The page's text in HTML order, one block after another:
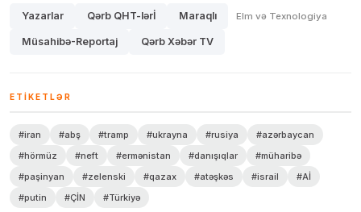
Yazarlar Qərb QHT-lərİ Maraqlı Elm və Texnologiya
Müsahibə-Reportaj Qərb Xəbər TV
ETIKETLƏR
#iran #abş #tramp #ukrayna #rusiya
#azərbaycan
#hörmüz
#neft #ermənistan #danışıqlar
#müharibə
#paşinyan
#zelenski #qazax #atəşkəs #israil
#Aİ
#putin
#ÇİN #Türkiyə